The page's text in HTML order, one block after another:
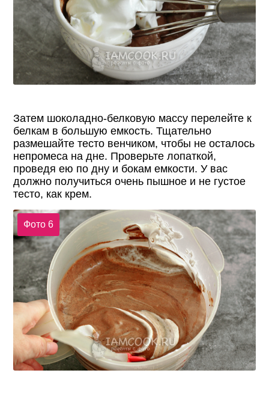
Затем шоколадно-белковую массу перелейте к
белкам в большую емкость. Тщательно
размешайте тесто венчиком, чтобы не осталось
непромеса на дне. Проверьте лопаткой,
проведя ею по дну и бокам емкости. У вас
должно получиться очень пышное и не густое
тесто, как крем.
Фото 6